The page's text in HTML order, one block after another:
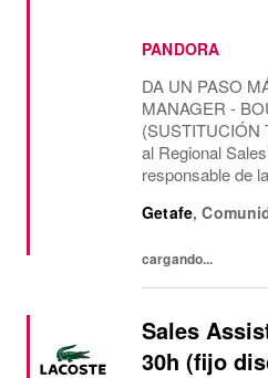
PANDORA
DA UN PASO
MANAGER -
(SUSTITUCIÓN
al Regional
responsable de
gestión del
PARA Como...
Getafe,
cargando...
Sales
30h (fijo